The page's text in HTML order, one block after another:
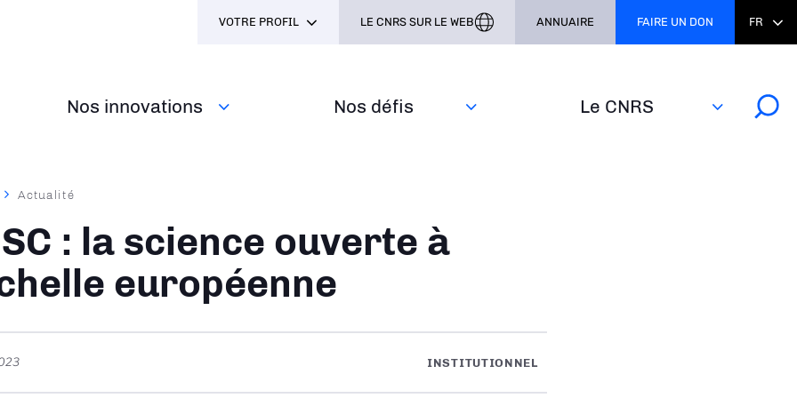
Nos innovations Nos défis‎ Le CNRS
VOTRE PROFIL LE CNRS SUR LE WEB ANNUAIRE FAIRE UN DON FR
Actualité
: la science ouverte à
européenne
INSTITUTIONNEL